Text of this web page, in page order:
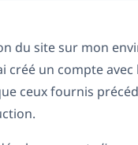
du site sur mon
créé un compte avec
ceux fournis